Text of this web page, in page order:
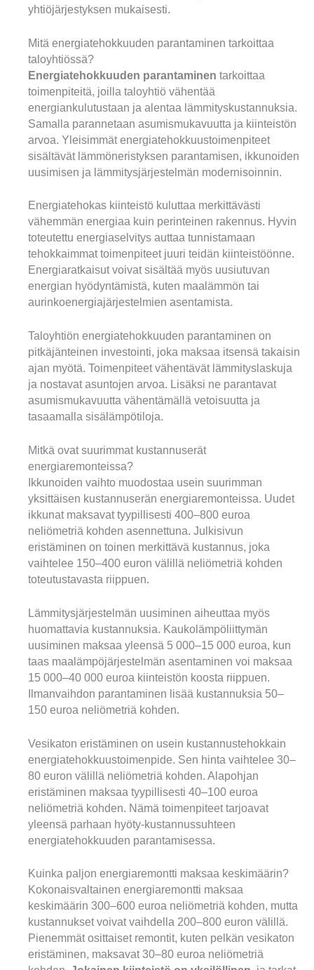
yhtiöjärjestyksen mukaisesti.
Mitä energiatehokkuuden parantaminen tarkoittaa
taloyhtiössä?
Energiatehokkuuden parantaminen tarkoittaa
toimenpiteitä, joilla taloyhtiö vähentää
energiankulutustaan ja alentaa lämmityskustannuksia.
Samalla parannetaan asumismukavuutta ja kiinteistön
arvoa. Yleisimmät energiatehokkuustoimenpiteet
sisältävät lämmöneristyksen parantamisen, ikkunoiden
uusimisen ja lämmitysjärjestelmän modernisoinnin.
Energiatehokas kiinteistö kuluttaa merkittävästi
vähemmän energiaa kuin perinteinen rakennus. Hyvin
toteutettu energiaselvitys auttaa tunnistamaan
tehokkaimmat toimenpiteet juuri teidän kiinteistöönne.
Energiaratkaisut voivat sisältää myös uusiutuvan
energian hyödyntämistä, kuten maalämmön tai
aurinkoenergiajärjestelmien asentamista.
Taloyhtiön energiatehokkuuden parantaminen on
pitkäjänteinen investointi, joka maksaa itsensä takaisin
ajan myötä. Toimenpiteet vähentävät lämmityslaskuja
ja nostavat asuntojen arvoa. Lisäksi ne parantavat
asumismukavuutta vähentämällä vetoisuutta ja
tasaamalla sisälämpötiloja.
Mitkä ovat suurimmat kustannuserät
energiaremonteissa?
Ikkunoiden vaihto muodostaa usein suurimman
yksittäisen kustannuserän energiaremonteissa. Uudet
ikkunat maksavat tyypillisesti 400–800 euroa
neliömetriä kohden asennettuna. Julkisivun
eristäminen on toinen merkittävä kustannus, joka
vaihtelee 150–400 euron välillä neliömetriä kohden
toteutustavasta riippuen.
Lämmitysjärjestelmän uusiminen aiheuttaa myös
huomattavia kustannuksia. Kaukolämpöliittymän
uusiminen maksaa yleensä 5 000–15 000 euroa, kun
taas maalämpöjärjestelmän asentaminen voi maksaa
15 000–40 000 euroa kiinteistön koosta riippuen.
Ilmanvaihdon parantaminen lisää kustannuksia 50–
150 euroa neliömetriä kohden.
Vesikaton eristäminen on usein kustannustehokkain
energiatehokkuustoimenpide. Sen hinta vaihtelee 30–
80 euron välillä neliömetriä kohden. Alapohjan
eristäminen maksaa tyypillisesti 40–100 euroa
neliömetriä kohden. Nämä toimenpiteet tarjoavat
yleensä parhaan hyöty-kustannussuhteen
energiatehokkuuden parantamisessa.
Kuinka paljon energiaremontti maksaa keskimäärin?
Kokonaisvaltainen energiaremontti maksaa
keskimäärin 300–600 euroa neliömetriä kohden, mutta
kustannukset voivat vaihdella 200–800 euron välillä.
Pienemmät osittaiset remontit, kuten pelkän vesikaton
eristäminen, maksavat 30–80 euroa neliömetriä